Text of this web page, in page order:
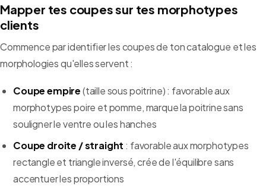
Mapper tes coupes sur tes morphotypes
clients
Commence par identifier les coupes de ton catalogue et les
morphologies qu'elles servent :
Coupe empire(taille sous poitrine) : favorable aux
morphotypes poire et pomme, marque la poitrine sans
souligner le ventre ou les hanches
Coupe droite / straight : favorable aux morphotypes
rectangle et triangle inversé, crée de l'équilibre sans
accentuer les proportions